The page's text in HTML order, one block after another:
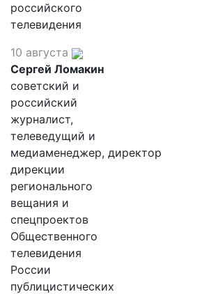
российского
телевидения
10 августа
Сергей Ломакин
советский и
российский
журналист,
телеведущий и
медиаменеджер, директор
дирекции
регионального
вещания и
спецпроектов
Общественного
телевидения
России
публицистических